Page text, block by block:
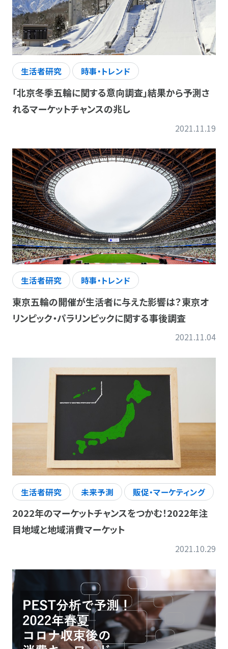
生活者研究 時事・トレンド
「北京冬季五輪に関する意向調査」結果から予測さ
れるマーケットチャンスの兆し
2021.11.19
生活者研究 時事・トレンド
東京五輪の開催が生活者に与えた影響は？東京オ
リンピック・パラリンピックに関する事後調査
2021.11.04
生活者研究 未来予測 販促・マーケティング
2022年のマーケットチャンスをつかむ！2022年注
目地域と地域消費マーケット
2021.10.29